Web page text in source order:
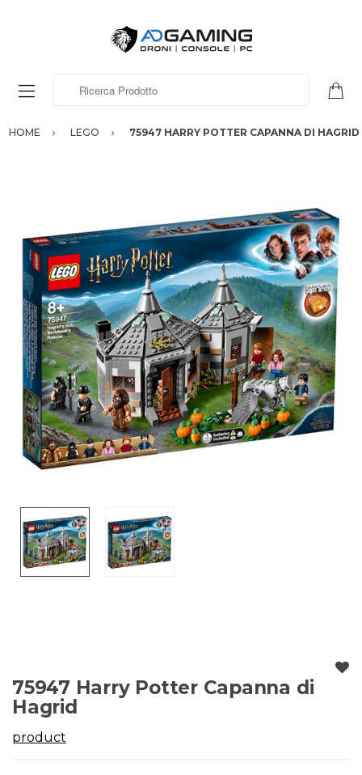
HOME LEGO 75947 HARRY POTTER CAPANNA DI HAGRID
75947 Harry Potter Capanna di
Hagrid
product